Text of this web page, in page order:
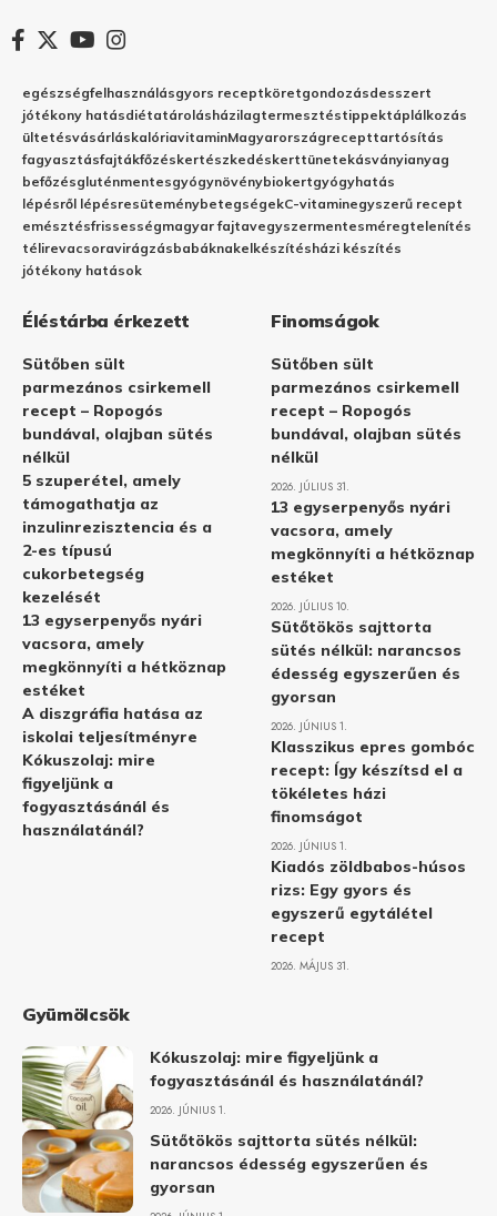
egészségfelhasználásgyors receptköretgondozásdesszert
jótékony hatásdiétatárolásházilagtermesztéstippektáplálkozás
ültetésvásárláskalóriavitaminMagyarországrecepttartósítás
fagyasztásfajtákfőzéskertészkedéskerttünetekásványianyag
befőzésgluténmentesgyógynövénybiokertgyógyhatás
lépésről lépésresüteménybetegségekC-vitaminegyszerű recept
emésztésfrissességmagyar fajtavegyszermentesméregtelenítés
télirevacsoravirágzásbabáknakelkészítésházi készítés
jótékony hatások
Éléstárba érkezett
Sütőben sült
parmezános csirkemell
recept – Ropogós
bundával, olajban sütés
nélkül
5 szuperétel, amely
támogathatja az
inzulinrezisztencia és a
2-es típusú
cukorbetegség
kezelését
13 egyserpenyős nyári
vacsora, amely
megkönnyíti a hétköznap
estéket
A diszgráfia hatása az
iskolai teljesítményre
Kókuszolaj: mire
figyeljünk a
fogyasztásánál és
használatánál?
Finomságok
Sütőben sült
parmezános csirkemell
recept – Ropogós
bundával, olajban sütés
nélkül
2026. JÚLIUS 31.
13 egyserpenyős nyári
vacsora, amely
megkönnyíti a hétköznap
estéket
2026. JÚLIUS 10.
Sütőtökös sajttorta
sütés nélkül: narancsos
édesség egyszerűen és
gyorsan
2026. JÚNIUS 1.
Klasszikus epres gombóc
recept: Így készítsd el a
tökéletes házi
finomságot
2026. JÚNIUS 1.
Kiadós zöldbabos-húsos
rizs: Egy gyors és
egyszerű egytálétel
recept
2026. MÁJUS 31.
Gyümölcsök
Kókuszolaj: mire figyeljünk a
fogyasztásánál és használatánál?
2026. JÚNIUS 1.
Sütőtökös sajttorta sütés nélkül:
narancsos édesség egyszerűen és
gyorsan